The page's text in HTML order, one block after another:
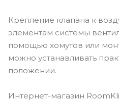
Крепление клапана к
элементам системы
помощью хомутов или
можно устанавливать
положении.
Интернет-магазин